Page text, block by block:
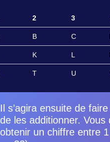
2 3
B C
K L
T U
Il s’agira ensuite de
de les additionner.
obtenir un chiffre entre